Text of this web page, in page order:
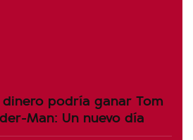
podría ganar Tom
Man: Un nuevo día